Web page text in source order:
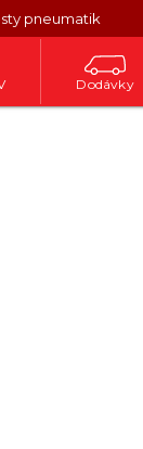
pneumatik
Dodávky